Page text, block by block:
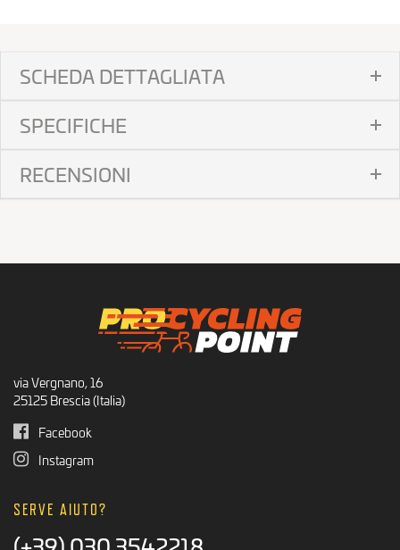
SCHEDA DETTAGLIATA
SPECIFICHE
RECENSIONI
via Vergnano, 16
25125 Brescia (Italia)
Facebook
Instagram
SERVE AIUTO?